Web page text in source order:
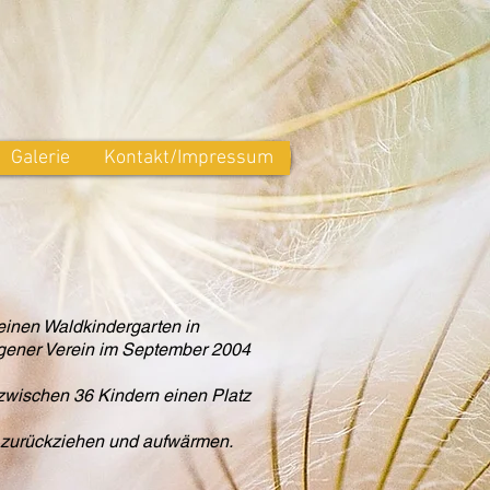
Galerie Kontakt/Impressum
Waldkindergarten in
Verein im September 2004
36 Kindern einen Platz
und aufwärmen.